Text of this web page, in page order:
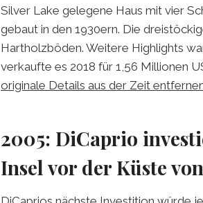
Silver Lake gelegene Haus mit vier
gebaut in den 1930ern. Die
Hartholzböden. Weitere Highlights
verkaufte es 2018 für 1,56 Millionen
originale Details aus der Zeit
2005: DiCaprio
Insel vor der Küste